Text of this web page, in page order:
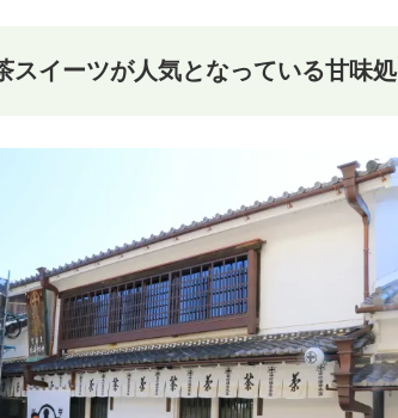
スイーツが人気となっている甘味処